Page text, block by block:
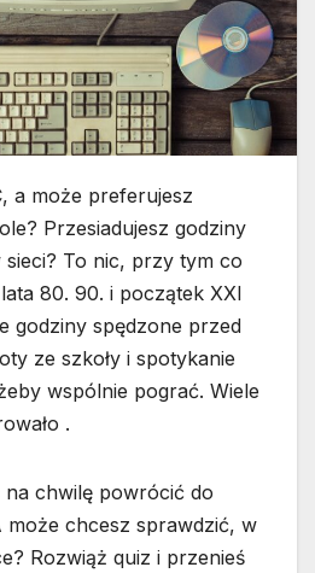
a może preferujesz
Przesiadujesz godziny
To nic, przy tym co
80. 90. i początek XXI
godziny spędzone przed
ze szkoły i spotykanie
wspólnie pograć. Wiele
.
chwilę powrócić do
może chcesz sprawdzić, w
Rozwiąż quiz i przenieś